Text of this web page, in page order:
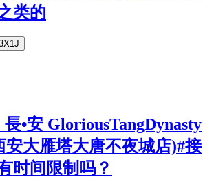
类的
•安 GloriousTangDynasty
安大雁塔大唐不夜城店)#接
时间限制吗？